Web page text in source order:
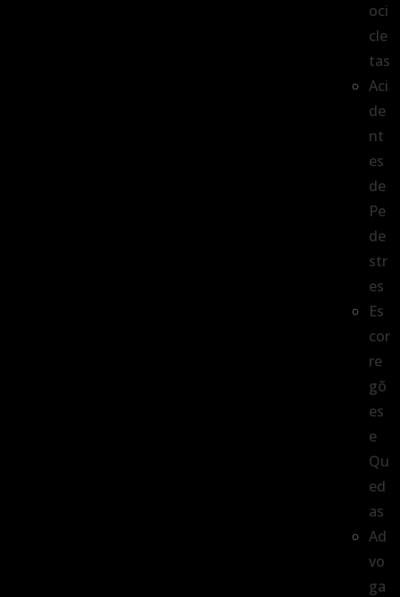
oci
cle
tas
Aci
de
nt
es
de
Pe
de
str
es
Es
cor
re
gõ
es
e
Qu
ed
as
Ad
vo
ga